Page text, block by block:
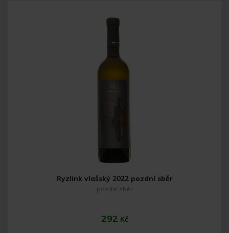
Ryzlink vlašský 2022 pozdní sběr
pozdní sběr
292 Kč